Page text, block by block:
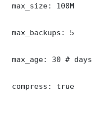
max_size: 100M
max_backups: 5
max_age: 30 # days
compress: true